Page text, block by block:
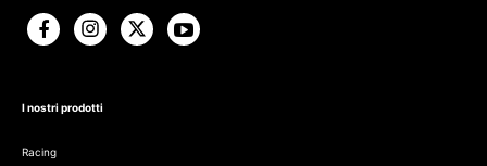
I nostri prodotti
Racing